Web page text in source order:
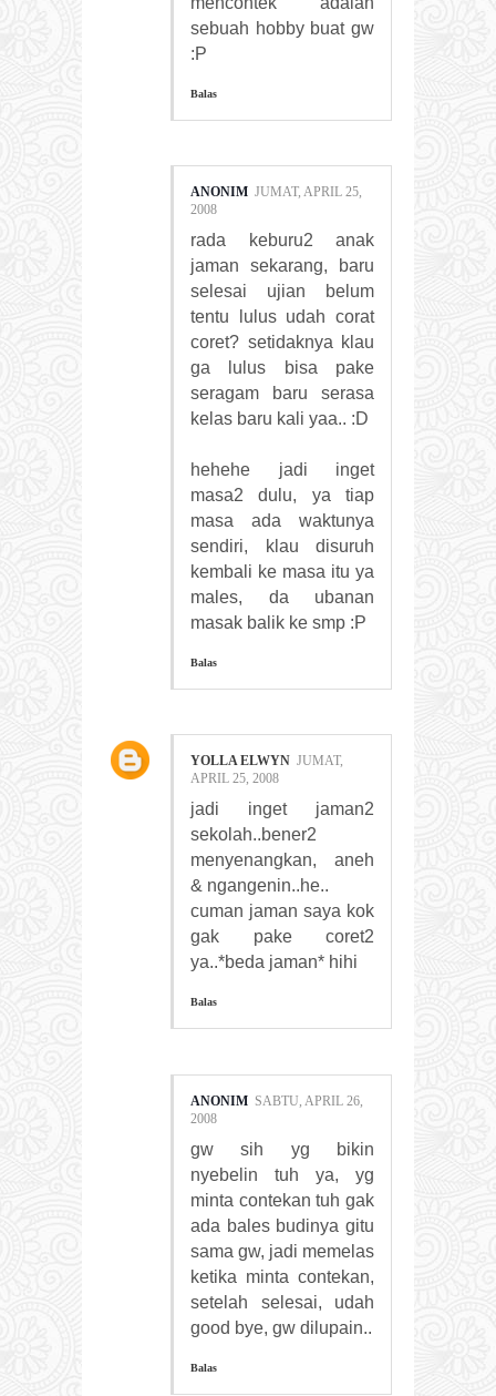
sebuah hobby buat gw
:P
Balas
ANONIM JUMAT, APRIL 25,
2008
rada keburu2 anak
jaman sekarang, baru
selesai ujian belum
tentu lulus udah corat
coret? setidaknya klau
ga lulus bisa pake
seragam baru serasa
kelas baru kali yaa.. :D
hehehe jadi inget
masa2 dulu, ya tiap
masa ada waktunya
sendiri, klau disuruh
kembali ke masa itu ya
males, da ubanan
masak balik ke smp :P
Balas
YOLLA ELWYN JUMAT,
APRIL 25, 2008
jadi inget jaman2
sekolah..bener2
menyenangkan, aneh
& ngangenin..he..
cuman jaman saya kok
gak pake coret2
ya..*beda jaman* hihi
Balas
ANONIM SABTU, APRIL 26,
2008
gw sih yg bikin
nyebelin tuh ya, yg
minta contekan tuh gak
ada bales budinya gitu
sama gw, jadi memelas
ketika minta contekan,
setelah selesai, udah
good bye, gw dilupain..
Balas